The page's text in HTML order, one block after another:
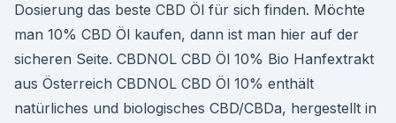
Dosierung das beste CBD Öl für sich finden. Möchte
man 10% CBD Öl kaufen, dann ist man hier auf der
sicheren Seite. CBDNOL CBD Öl 10% Bio Hanfextrakt
aus Österreich CBDNOL CBD Öl 10% enthält
natürliches und biologisches CBD/CBDa, hergestellt in